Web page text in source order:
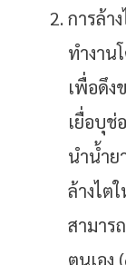
การล้า
ทำงาน
เพื่อดึง
เยื่อบุช่
นำน้ำย
ล้างไต
สามาร
ตนเอง